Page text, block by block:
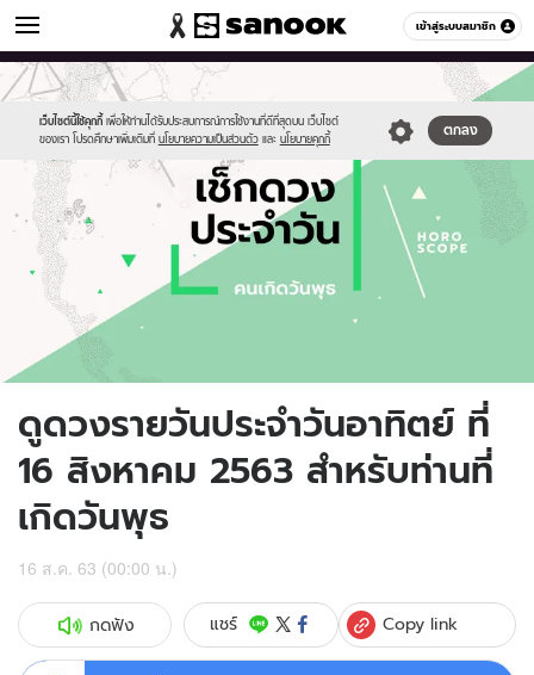
เข้าสู่ระบบสมาชิก
ดูดวง หมวดอื่นๆ
เว็บไซต์นี้ใช้คุกกี้ เพื่อให้ท่านได้รับประสบการณ์การใช้งานที่ดีที่สุดบน เว็บไซต์
ของเรา โปรดศึกษาเพิ่มเติมที่ นโยบายความเป็นส่วนตัว และ นโยบายคุกกี้
ตกลง
Sanook
//s.isanook.com/sr/0/images/logo-
new-
sanook.png
600
60
//s.isanook.com/ho/0/ud/fxd/day/daily-
horoscope-
wednesday.jpg
ดูดวงรายวันประจำวันอาทิตย์ ที่
16 สิงหาคม 2563 สำหรับท่านที่
เกิดวันพุธ
16 ส.ค. 63 (00:00 น.)
กดฟัง แชร์ Copy link